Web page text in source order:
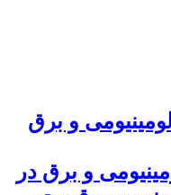
و برق در